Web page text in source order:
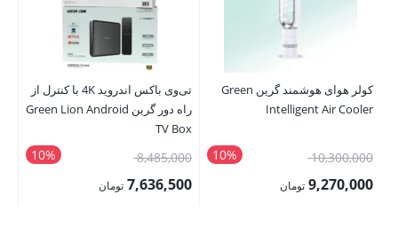
کولر هوای هوشمند گرین Green
Intelligent Air Cooler
10% 10,300,000قیمت
اصلی: 9,270,000 تومان
تی‌وی باکس اندروید 4K با کنترل از
راه دور گرین Green Lion Android
TV Box
10% 8,485,000قیمت
اصلی:7,636,500 تومان